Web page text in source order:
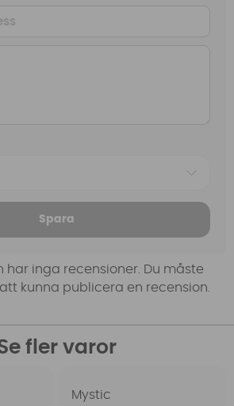
Spara
har inga recensioner. Du måste
kunna publicera en recension.
fler varor
Mystic